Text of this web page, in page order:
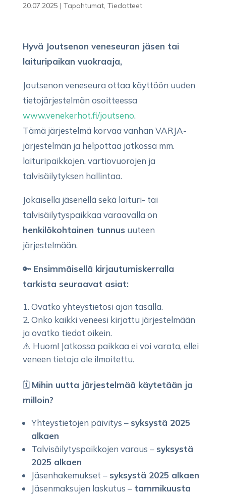
20.07.2025 | Tapahtumat, Tiedotteet
Hyvä Joutsenon veneseuran jäsen tai
laituripaikan vuokraaja,
Joutsenon veneseura ottaa käyttöön uuden
tietojärjestelmän osoitteessa
www.venekerhot.fi/joutseno.
Tämä järjestelmä korvaa vanhan VARJA-
järjestelmän ja helpottaa jatkossa mm.
laituripaikkojen, vartiovuorojen ja
talvisäilytyksen hallintaa.
Jokaisella jäsenellä sekä laituri- tai
talvisäilytyspaikkaa varaavalla on
henkilökohtainen tunnus uuteen
järjestelmään.
🔑 Ensimmäisellä kirjautumiskerralla
tarkista seuraavat asiat:
Ovatko yhteystietosi ajan tasalla.
Onko kaikki veneesi kirjattu järjestelmään
ja ovatko tiedot oikein.
⚠️ Huom! Jatkossa paikkaa ei voi varata, ellei
veneen tietoja ole ilmoitettu.
🗓 Mihin uutta järjestelmää käytetään ja
milloin?
Yhteystietojen päivitys – syksystä 2025
alkaen
Talvisäilytyspaikkojen varaus – syksystä
2025 alkaen
Jäsenhakemukset – syksystä 2025 alkaen
Jäsenmaksujen laskutus – tammikuusta